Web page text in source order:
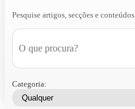
Pesquise artigos, secções e conteúdos
Categoria: